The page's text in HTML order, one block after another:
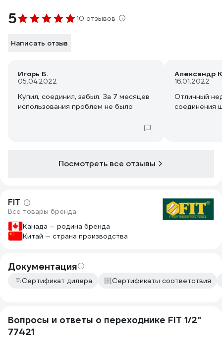
5 10 отзывов
Написать отзыв
Игорь Б.
05.04.2022
Купил, соединил, забыл. За 7 месяцев
использования проблем не было
Александр
16.01.2022
Отличный
соединения
Посмотреть все отзывы
FIT
Все товары бренда
Канада — родина бренда
Китай — страна производства
Документация
Сертификат дилера Сертификаты соответствия
Вопросы и ответы о переходнике FIT 1/2"
77421